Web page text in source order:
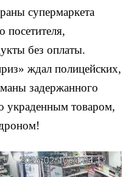
супермаркета
посетителя,
без оплаты.
ждал полицейских,
задержанного
украденным товаром,